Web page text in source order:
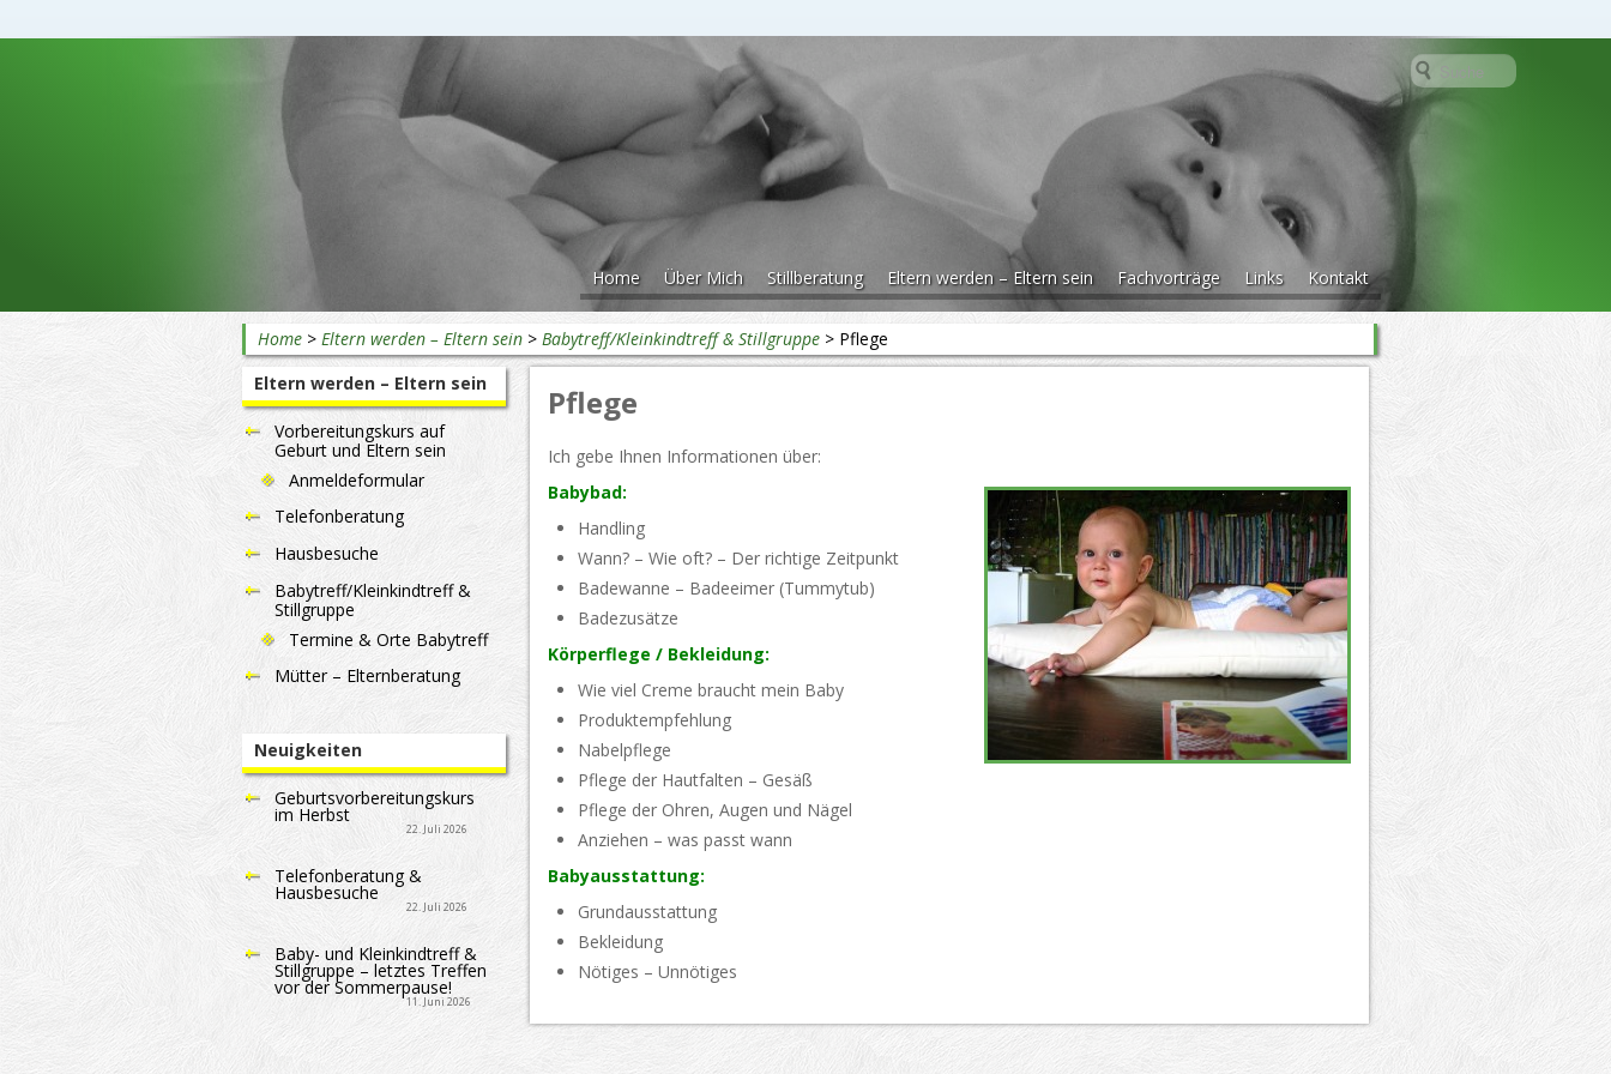
Home Über Mich Stillberatung Eltern werden – Eltern sein Fachvorträge Links Kontakt
Beratung rund ums Baby
Home> Eltern werden – Eltern sein> Babytreff/Kleinkindtreff & Stillgruppe> Pflege
Pflege
Ich gebe Ihnen Informationen über:
Babybad:
Handling
Wann? – Wie oft? – Der richtige Zeitpunkt
Badewanne – Badeeimer (Tummytub)
Badezusätze
Körperflege / Bekleidung:
Wie viel Creme braucht mein Baby
Produktempfehlung
Nabelpflege
Pflege der Hautfalten – Gesäß
Pflege der Ohren, Augen und Nägel
Anziehen – was passt wann
Babyausstattung:
Grundausstattung
Bekleidung
Nötiges – Unnötiges
Eltern werden – Eltern sein
Vorbereitungskurs auf
Geburt und Eltern sein
Anmeldeformular
Telefonberatung
Hausbesuche
Babytreff/Kleinkindtreff &
Stillgruppe
Termine & Orte Babytreff
Mütter – Elternberatung
Neuigkeiten
Geburtsvorbereitungskurs
im Herbst
22. Juli 2026
Telefonberatung &
Hausbesuche
22. Juli 2026
Baby- und Kleinkindtreff &
Stillgruppe – letztes Treffen
vor der Sommerpause!
11. Juni 2026